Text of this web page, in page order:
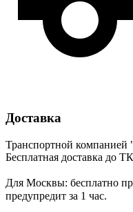
Доставка
Транспортной
Бесплатная доставка до
Для Москвы: бесплатно
предупредит за 1 час.